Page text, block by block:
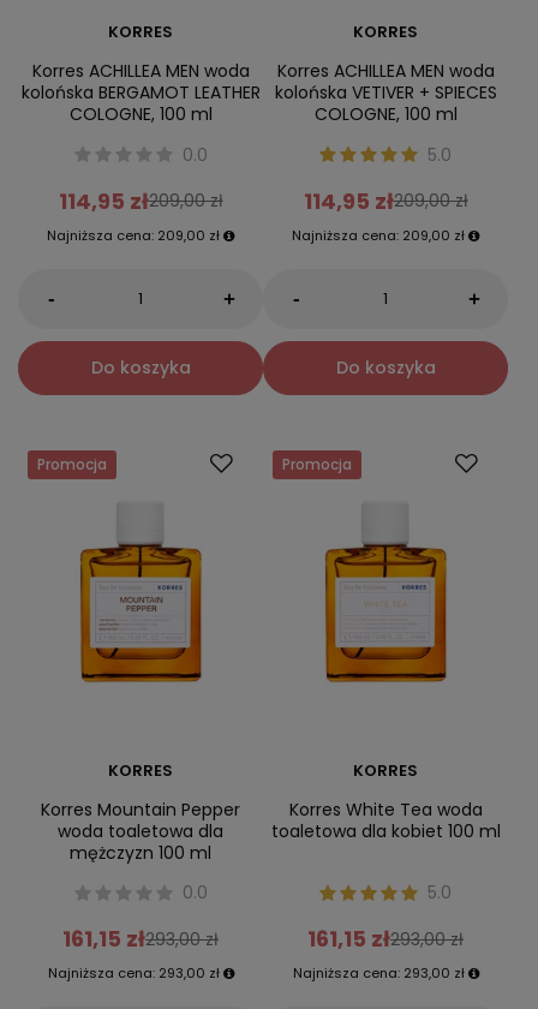
KORRES
Korres ACHILLEA MEN woda
kolońska BERGAMOT LEATHER
COLOGNE, 100 ml
0.0
114,95 zł209,00 zł
Najniższa cena: 209,00 zł
- +
Do koszyka
KORRES
Korres ACHILLEA MEN woda
kolońska VETIVER + SPIECES
COLOGNE, 100 ml
5.0
114,95 zł209,00 zł
Najniższa cena: 209,00 zł
- +
Do koszyka
Promocja
KORRES
Korres Mountain Pepper
woda toaletowa dla
mężczyzn 100 ml
0.0
161,15 zł293,00 zł
Najniższa cena: 293,00 zł
Promocja
KORRES
Korres White Tea woda
toaletowa dla kobiet 100 ml
5.0
161,15 zł293,00 zł
Najniższa cena: 293,00 zł